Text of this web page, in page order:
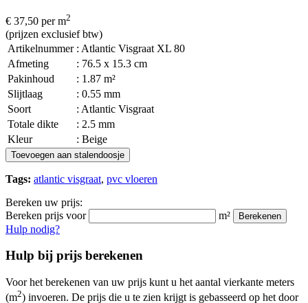
€ 37,50 per m2
(prijzen exclusief btw)
Artikelnummer : Atlantic Visgraat XL 80
Afmeting
: 76.5 x 15.3 cm
Pakinhoud
: 1.87 m²
Slijtlaag
: 0.55 mm
Soort
: Atlantic Visgraat
Totale dikte
: 2.5 mm
Kleur
: Beige
Toevoegen aan stalendoosje
Tags: atlantic visgraat, pvc vloeren
Bereken uw prijs:
Bereken prijs voor
m² Berekenen
Hulp nodig?
Hulp bij prijs berekenen
Voor het berekenen van uw prijs kunt u het aantal vierkante meters
(m2) invoeren. De prijs die u te zien krijgt is gebasseerd op het door